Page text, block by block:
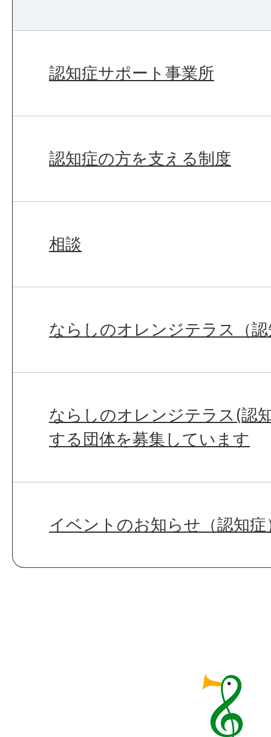
認知症サポート事業所
認知症の方を支える制度
相談
ならしのオレンジテラス（
ならしのオレンジテラス(認
する団体を募集しています
イベントのお知らせ（認知症